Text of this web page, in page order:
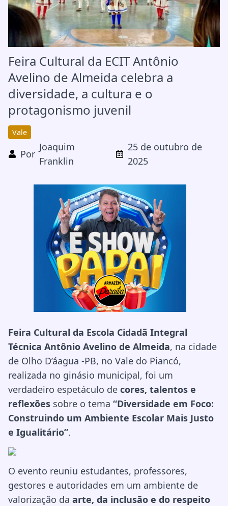
Feira Cultural da ECIT Antônio
Avelino de Almeida celebra a
diversidade, a cultura e o
protagonismo juvenil
Vale
Por
Joaquim
Franklin
25 de outubro de
2025
Feira Cultural da Escola Cidadã Integral
Técnica Antônio Avelino de Almeida, na cidade
de Olho D’áagua -PB, no Vale do Piancó,
realizada no ginásio municipal, foi um
verdadeiro espetáculo de cores, talentos e
reflexões sobre o tema “Diversidade em Foco:
Construindo um Ambiente Escolar Mais Justo
e Igualitário”.
O evento reuniu estudantes, professores,
gestores e autoridades em um ambiente de
valorização da arte, da inclusão e do respeito